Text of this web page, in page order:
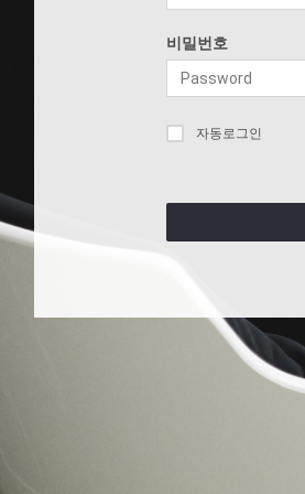
비밀번호
자동로그인